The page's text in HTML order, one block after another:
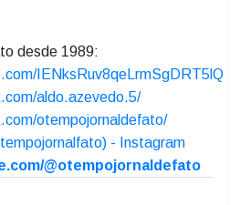
de Capinzal, neste grande
desde 1989:
IENksRuv8qeLrmSgDRT5lQ
aldo.azevedo.5/